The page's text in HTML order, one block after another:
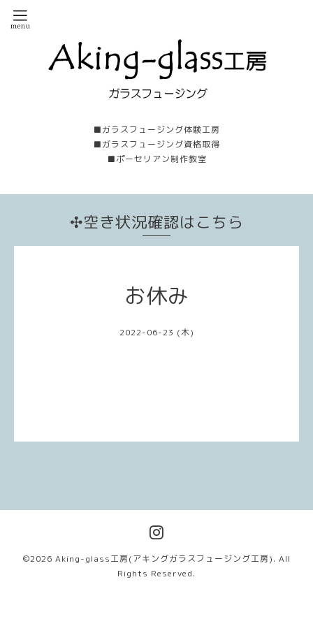
■ガラスフュージング体験工房
■ガラスフュージング資格取得
■ポーセリアン制作教室
✣空き状況確認はこちら
お休み
2022-06-23 (木)
©2026 Aking-glass工房(アキングガラスフュージング工房). All
Rights Reserved.